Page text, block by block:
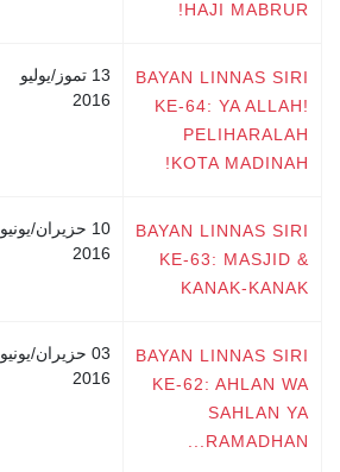
HAJI MABRUR!
BAYAN LINNAS SIRI
KE-64: YA ALLAH!
PELIHARALAH
KOTA MADINAH!
13 تموز/يوليو
2016
BAYAN LINNAS SIRI
KE-63: MASJID &
KANAK-KANAK
10 حزيران/يونيو
2016
BAYAN LINNAS SIRI
KE-62: AHLAN WA
SAHLAN YA
RAMADHAN...
03 حزيران/يونيو
2016